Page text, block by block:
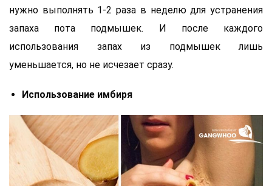
нужно выполнять 1-2 раза в неделю для устранения
запаха пота подмышек. И после каждого
использования запах из подмышек лишь
уменьшается, но не исчезает сразу.
Использование имбиря